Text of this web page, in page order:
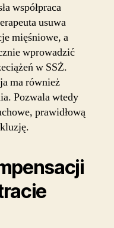
współpraca
usuwa
mięśniowe, a
wprowadzić
w SSŻ.
ma również
Pozwala wtedy
prawidłową